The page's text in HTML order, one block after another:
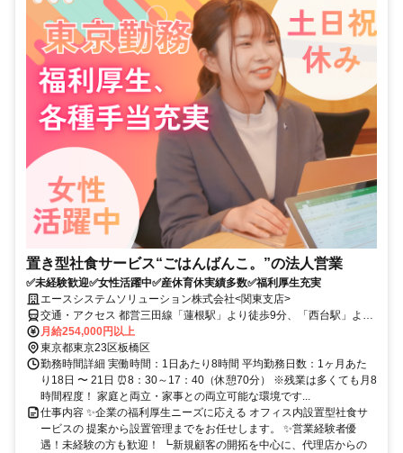
置き型社食サービス“ごはんばんこ。”の法人営業
✅未経験歓迎✅女性活躍中✅産休育休実績多数✅福利厚生充実
エースシステムソリューション株式会社<関東支店>
交通・アクセス 都営三田線「蓮根駅」より徒歩9分、「西台駅」より
徒歩9分
月給254,000円以上
東京都東京23区板橋区
勤務時間詳細 実働時間：1日あたり8時間 平均勤務日数：1ヶ月あた
り18日 〜 21日 ⏰8：30～17：40（休憩70分） ※残業は多くても月8
時間程度！ 家庭と両立・家事との両立可能な環境です...
仕事内容 ✨企業の福利厚生ニーズに応える オフィス内設置型社食サ
ービスの 提案から設置管理までをお任せします。 ✨営業経験者優
遇！未経験の方も歓迎！ ┗新規顧客の開拓を中心に、代理店からの